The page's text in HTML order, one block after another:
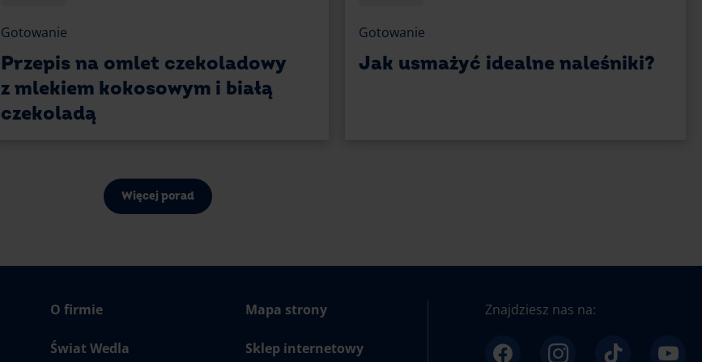
Gotowanie
Przepis na omlet czekoladowy
z mlekiem kokosowym i białą
czekoladą
Gotowanie
Jak usmażyć idealne naleśniki?
Więcej porad
O firmie
Świat Wedla
Mapa strony
Sklep internetowy
Znajdziesz nas na: